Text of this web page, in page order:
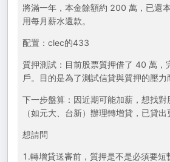
將滿一年，本金餘額約 200 萬，已還
用每月薪水還款。
配置：clec的433
質押測試：目前股票質押借了 40 萬，
戶。目的是為了測試信貸與質押的壓力
下一步盤算：因近期可能加薪，想找
（如元大、台新）辦理轉增貸，已貸出
想請問
1.轉增貸送審前，質押是不是必須要短